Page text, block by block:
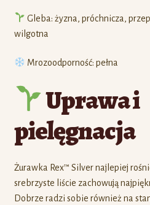
Gleba: żyzna, próchnicza,
wilgotna
Mrozoodporność: pełna
Uprawa i
pielęgnacja
Żurawka Rex™ Silver najlepiej
srebrzyste liście zachowują
Dobrze radzi sobie również na